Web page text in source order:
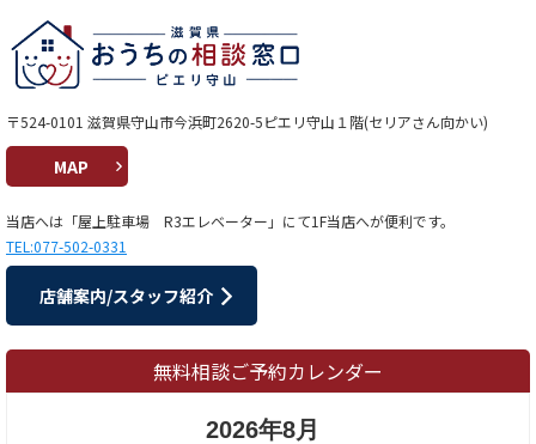
〒524-0101 滋賀県守山市今浜町2620-5ピエリ守山１階(セリアさん向かい)
MAP
当店へは「屋上駐車場 R3エレベーター」にて1F当店へが便利です。
TEL:077-502-0331
店舗案内/スタッフ紹介
無料相談ご予約カレンダー
2026年8月